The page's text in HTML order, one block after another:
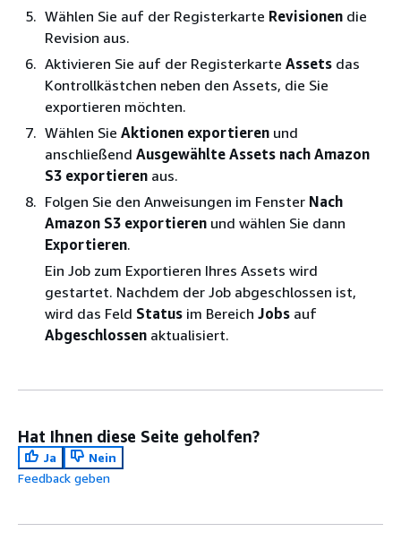
Wählen Sie auf der Registerkarte Revisionen die
Revision aus.
Aktivieren Sie auf der Registerkarte Assets das
Kontrollkästchen neben den Assets, die Sie
exportieren möchten.
Wählen Sie Aktionen exportieren und
anschließend Ausgewählte Assets nach Amazon
S3 exportieren aus.
Folgen Sie den Anweisungen im Fenster Nach
Amazon S3 exportieren und wählen Sie dann
Exportieren.
Ein Job zum Exportieren Ihres Assets wird
gestartet. Nachdem der Job abgeschlossen ist,
wird das Feld Status im Bereich Jobs auf
Abgeschlossen aktualisiert.
Hat Ihnen diese Seite geholfen?
Ja
Nein
Feedback geben